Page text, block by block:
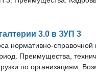
поддержки и
более 10
проверить наше
об удобном времени
3.0 в ЗУП 3
нормативно-
Преимущества,
по организациям.